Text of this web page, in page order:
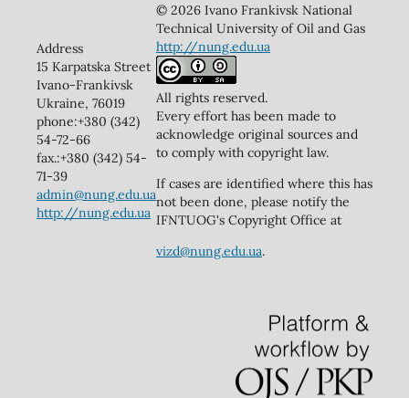
Address
15 Karpatska Street
Ivano-Frankivsk
Ukraine, 76019
phone:+380 (342)
54-72-66
fax.:+380 (342) 54-
71-39
admin@nung.edu.ua
http://nung.edu.ua
© 2026 Ivano Frankivsk National
Technical University of Oil and Gas
http://nung.edu.ua
All rights reserved.
Every effort has been made to
acknowledge original sources and
to comply with copyright law.
If cases are identified where this has
not been done, please notify the
IFNTUOG's Copyright Office at
vizd@nung.edu.ua.